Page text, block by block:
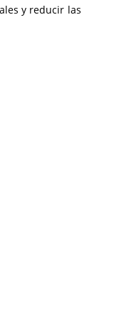
y reducir las